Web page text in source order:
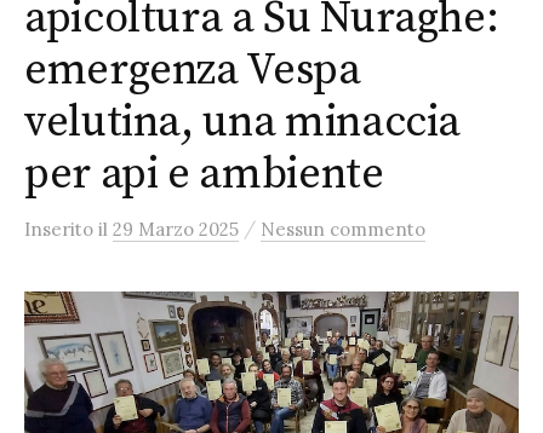
apicoltura a Su Nuraghe:
emergenza Vespa
velutina, una minaccia
per api e ambiente
Inserito il 29 Marzo 2025 / Nessun commento